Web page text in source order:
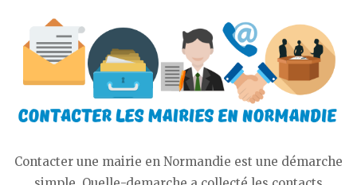
Contacter une mairie en Normandie est une démarche